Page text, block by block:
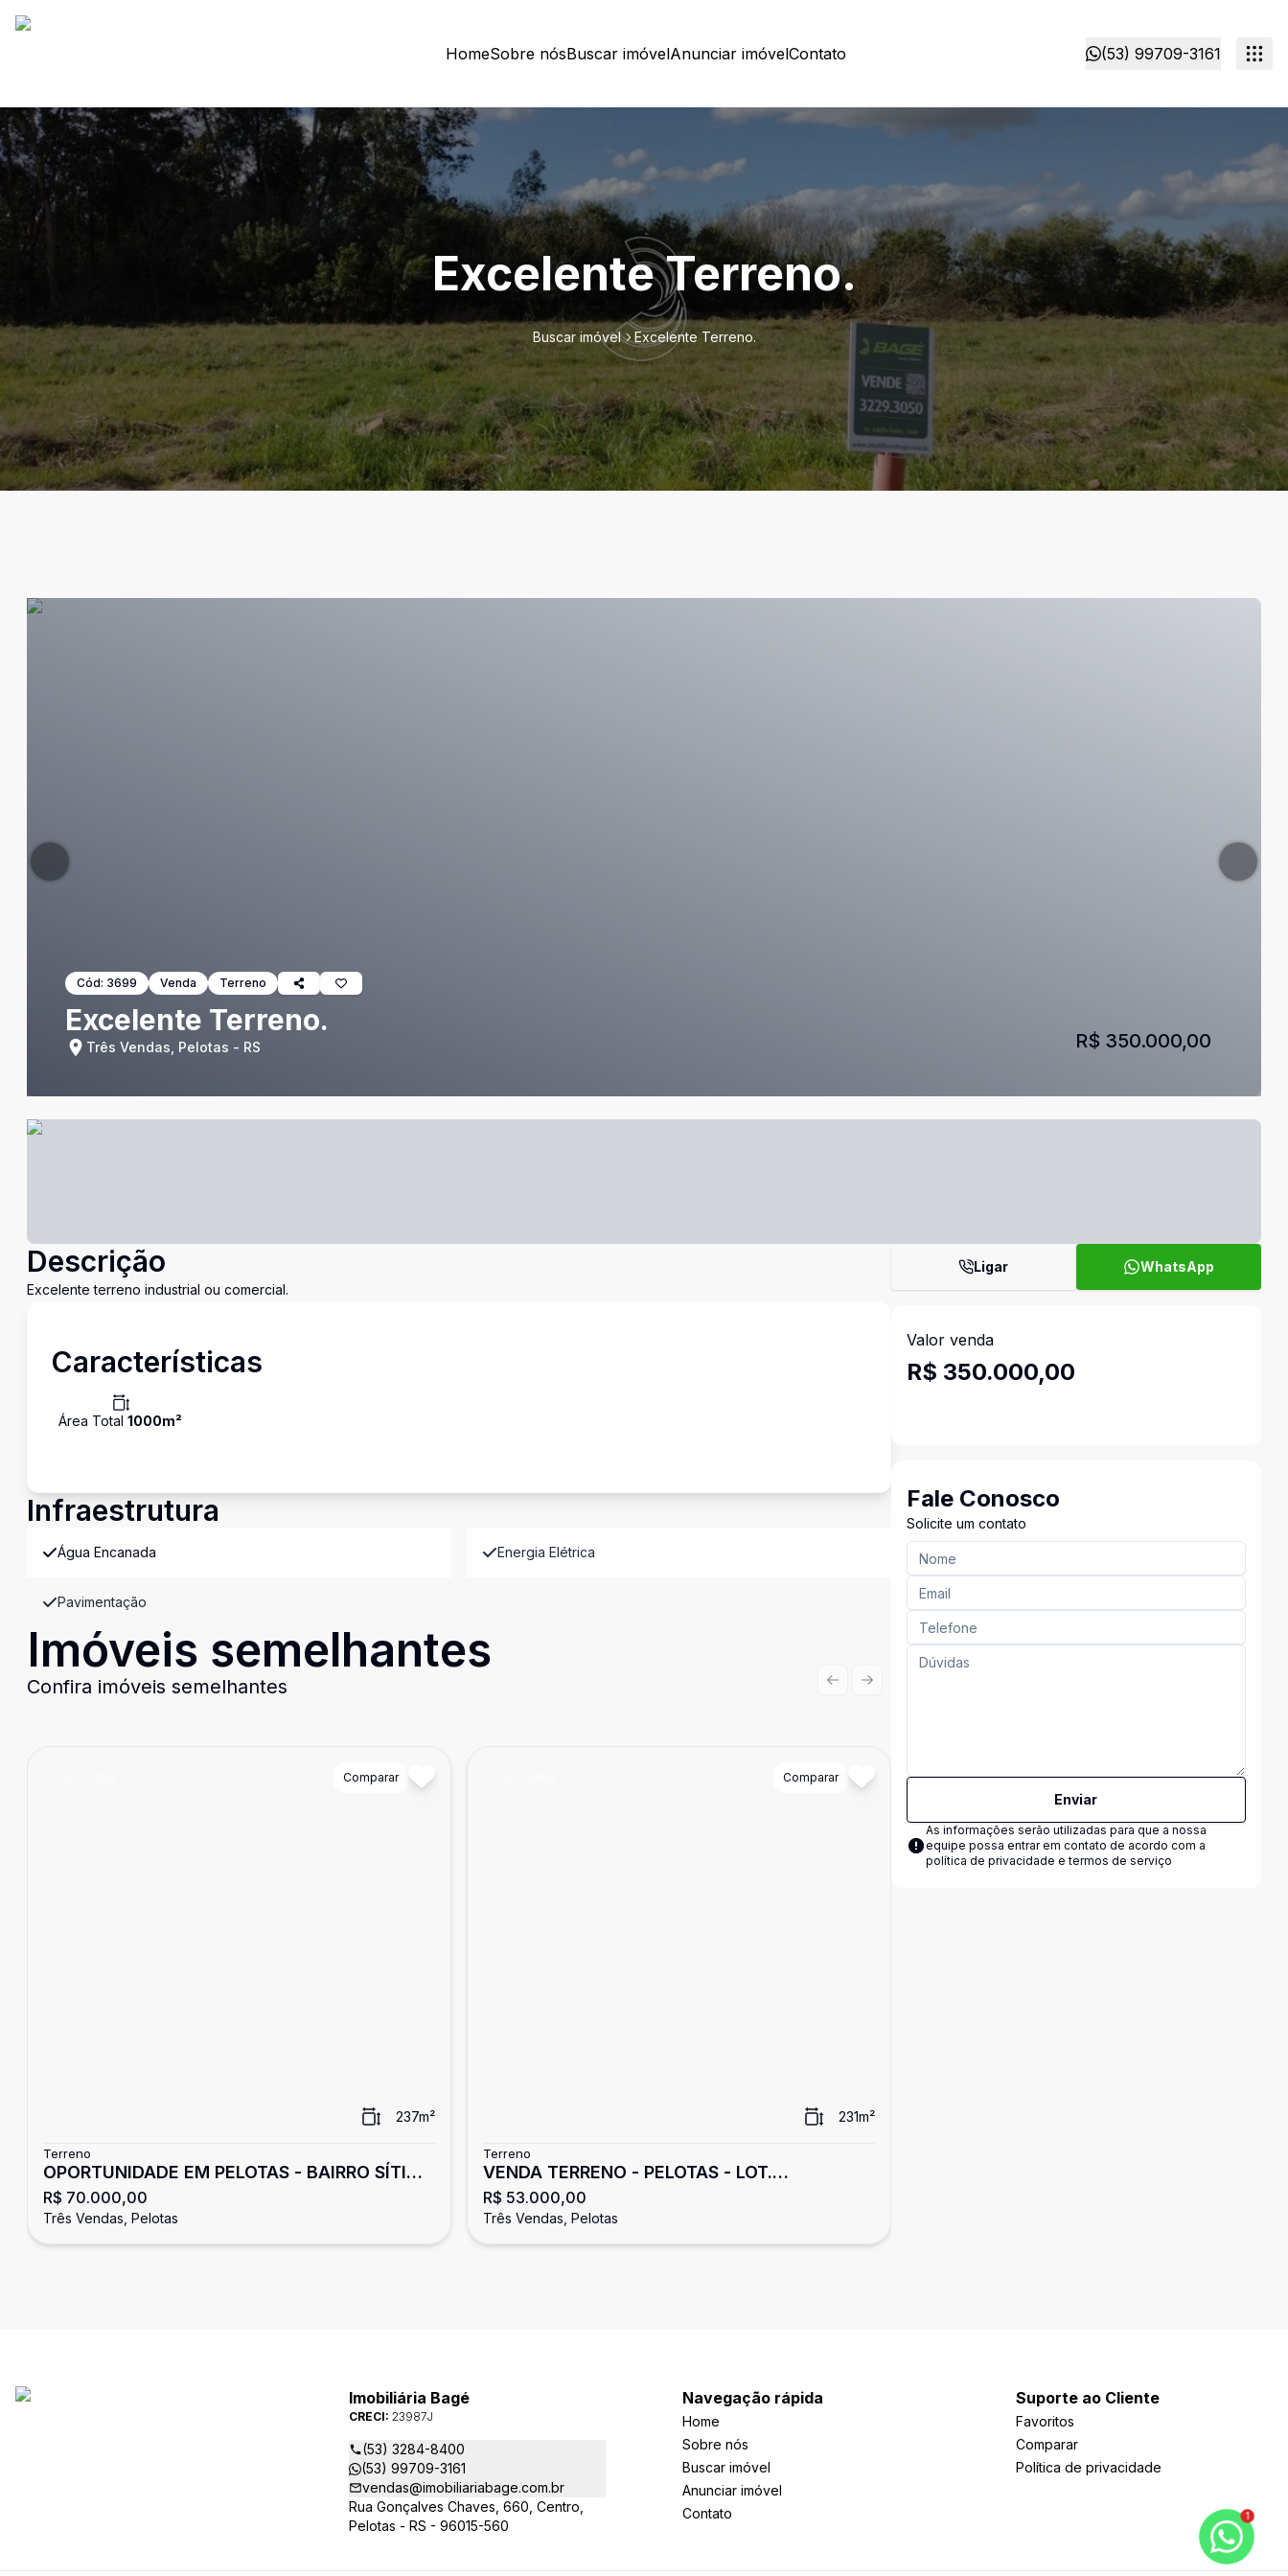
HomeSobre nósBuscar imóvelAnunciar imóvelContato (53) 99709-3161
Excelente Terreno.
Buscar imóvel Excelente Terreno.
Cód: 3699 Venda Terreno
Excelente Terreno.
Três Vendas, Pelotas - RS R$ 350.000,00
Descrição
Excelente terreno industrial ou comercial.
Características
Área Total 1000m²
Infraestrutura
Água Encanada Energia Elétrica
Pavimentação
Imóveis semelhantes
Confira imóveis semelhantes
Comparar
237m²
Terreno
OPORTUNIDADE EM PELOTAS - BAIRRO SÍTIO
FLORESTA! TERRENO 9,50X25
R$ 70.000,00
Três Vendas, Pelotas
Comparar
231m²
Terreno
VENDA TERRENO - PELOTAS - LOT.
MUNICIPÁRIOS
R$ 53.000,00
Três Vendas, Pelotas
Cód:14959 Comparar
Previous slide
Next slide
Ligar WhatsApp
Valor venda
R$ 350.000,00
Fale Conosco
Solicite um contato
Enviar
As informações serão utilizadas para que a nossa
equipe possa entrar em contato de acordo com a
política de privacidade e termos de serviço
Imobiliária Bagé
CRECI: 23987J
(53) 3284-8400
(53) 99709-3161
vendas@imobiliariabage.com.br
Rua Gonçalves Chaves, 660, Centro,
Pelotas - RS - 96015-560
Navegação rápida
Home
Sobre nós
Buscar imóvel
Anunciar imóvel
Contato
Suporte ao Cliente
Favoritos
Comparar
Política de privacidade
1